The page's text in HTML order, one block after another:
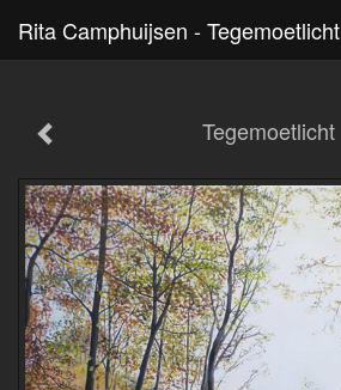
Rita Camphuijsen - Tegemoetlicht
Tegemoetlicht